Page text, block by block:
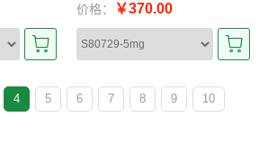
价格： ￥370.00
4 5 6 7 8 9 10